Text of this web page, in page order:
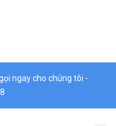
ngay cho chúng tôi -